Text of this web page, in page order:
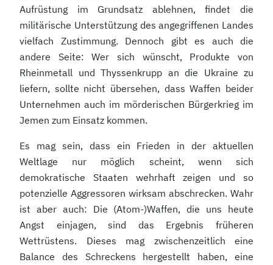
Aufrüstung im Grundsatz ablehnen, findet die
militärische Unterstützung des angegriffenen Landes
vielfach Zustimmung. Dennoch gibt es auch die
andere Seite: Wer sich wünscht, Produkte von
Rheinmetall und Thyssenkrupp an die Ukraine zu
liefern, sollte nicht übersehen, dass Waffen beider
Unternehmen auch im mörderischen Bürgerkrieg im
Jemen zum Einsatz kommen.
Es mag sein, dass ein Frieden in der aktuellen
Weltlage nur möglich scheint, wenn sich
demokratische Staaten wehrhaft zeigen und so
potenzielle Aggressoren wirksam abschrecken. Wahr
ist aber auch: Die (Atom-)Waffen, die uns heute
Angst einjagen, sind das Ergebnis früheren
Wettrüstens. Dieses mag zwischenzeitlich eine
Balance des Schreckens hergestellt haben, eine